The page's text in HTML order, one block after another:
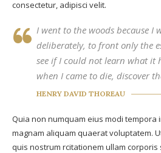
consectetur, adipisci velit.
I went to the woods because I
deliberately, to front only the
see if I could not learn what it
when I came to die, discover
HENRY DAVID THOREAU
Quia non numquam eius modi tempora
magnam aliquam quaerat voluptatem.
quis nostrum rcitationem ullam